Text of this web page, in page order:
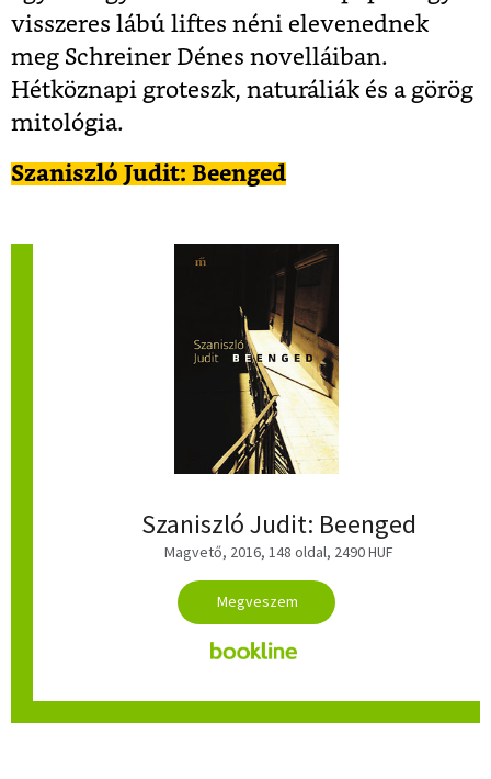
visszeres lábú liftes néni elevenednek
meg Schreiner Dénes novelláiban.
Hétköznapi groteszk, naturáliák és a görög
mitológia.
Szaniszló Judit: Beenged
Szaniszló Judit: Beenged
Magvető, 2016, 148 oldal, 2490 HUF